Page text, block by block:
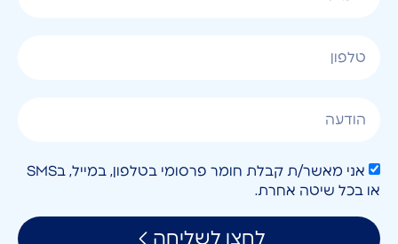
אני מאשר/ת קבלת חומר פרסומי בטלפון, במייל, בSMS
או בכל שיטה אחרת.
לחצו לשליחה